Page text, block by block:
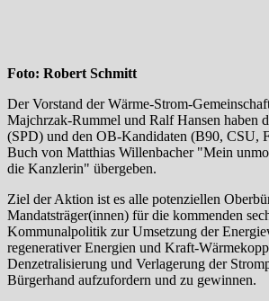
Foto: Robert Schmitt
Der Vorstand der Wärme-Strom-
Majchrzak-Rummel und Ralf Hansen haben
(SPD) und den OB-Kandidaten (B90, CSU,
Buch von Matthias Willenbacher "Mein
die Kanzlerin" übergeben.
Ziel der Aktion ist es alle potenziellen
Mandatsträger(innen) für die kommenden
Kommunalpolitik zur Umsetzung der
regenerativer Energien und Kraft-
Denzetralisierung und Verlagerung der
Bürgerhand aufzufordern und zu gewinnen.